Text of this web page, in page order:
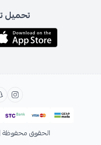
تحميل
الحقوق محفوظة |